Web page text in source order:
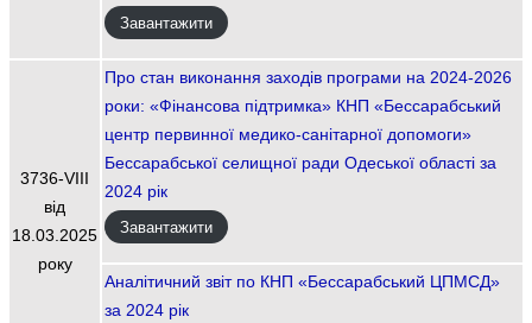
Завантажити
3736-VIIІ
від
18.03.2025
року
Про стан виконання заходів програми на 2024-2026
роки: «Фінансова підтримка» КНП «Бессарабський
центр первинної медико-санітарної допомоги»
Бессарабської селищної ради Одеської області за
2024 рік
Завантажити
Аналітичний звіт по КНП «Бессарабський ЦПМСД»
за 2024 рік